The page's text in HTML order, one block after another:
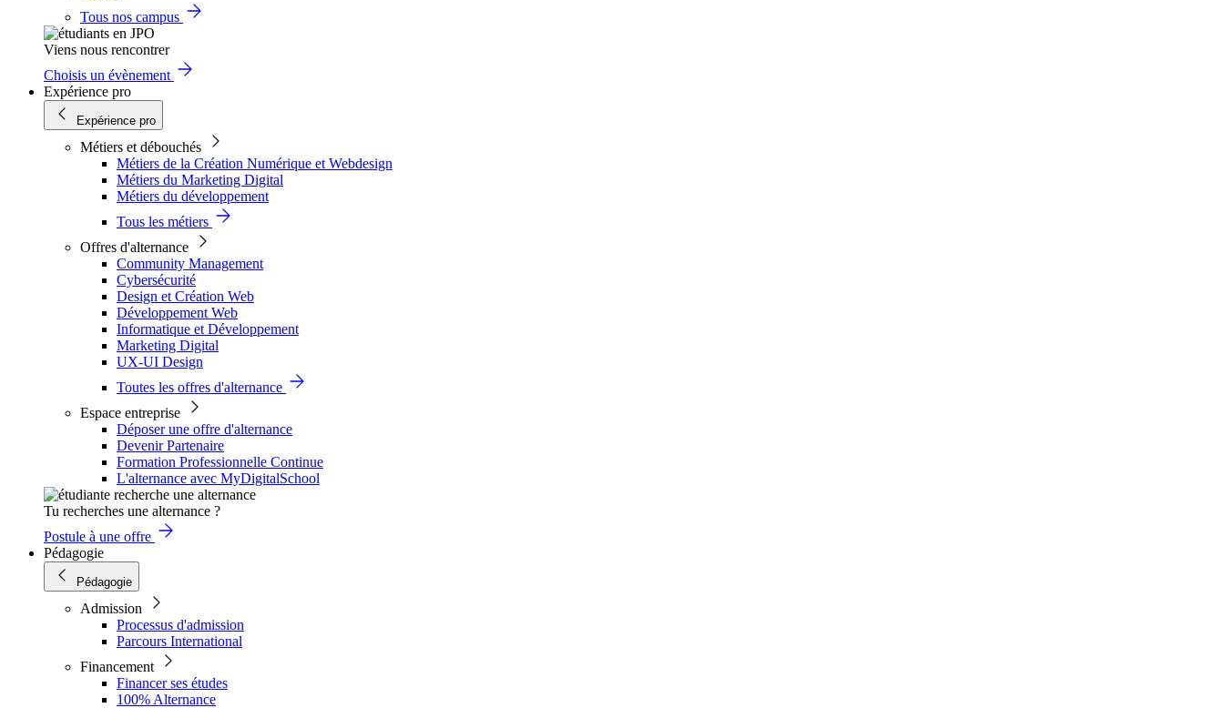
Tous nos campus
Viens nous rencontrer
Choisis un évènement
Expérience pro
Expérience pro
Métiers et débouchés
Métiers de la Création Numérique et Webdesign
Métiers du Marketing Digital
Métiers du développement
Tous les métiers
Offres d'alternance
Community Management
Cybersécurité
Design et Création Web
Développement Web
Informatique et Développement
Marketing Digital
UX-UI Design
Toutes les offres d'alternance
Espace entreprise
Déposer une offre d'alternance
Devenir Partenaire
Formation Professionnelle Continue
L'alternance avec MyDigitalSchool
Tu recherches une alternance ?
Postule à une offre
Pédagogie
Pédagogie
Admission
Processus d'admission
Parcours International
Financement
Financer ses études
100% Alternance